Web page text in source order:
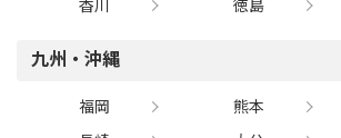
香川
徳島
九州・沖縄
福岡 熊本